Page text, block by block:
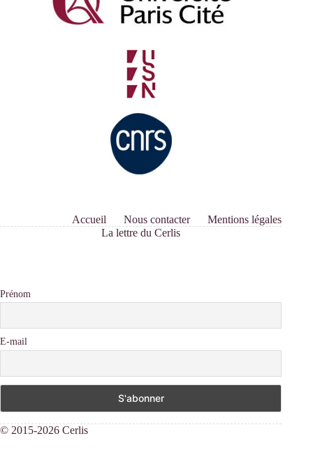
Accueil Nous contacter
Mentions légales
La lettre du Cerlis
Prénom
E-mail
© 2015-2026 Cerlis